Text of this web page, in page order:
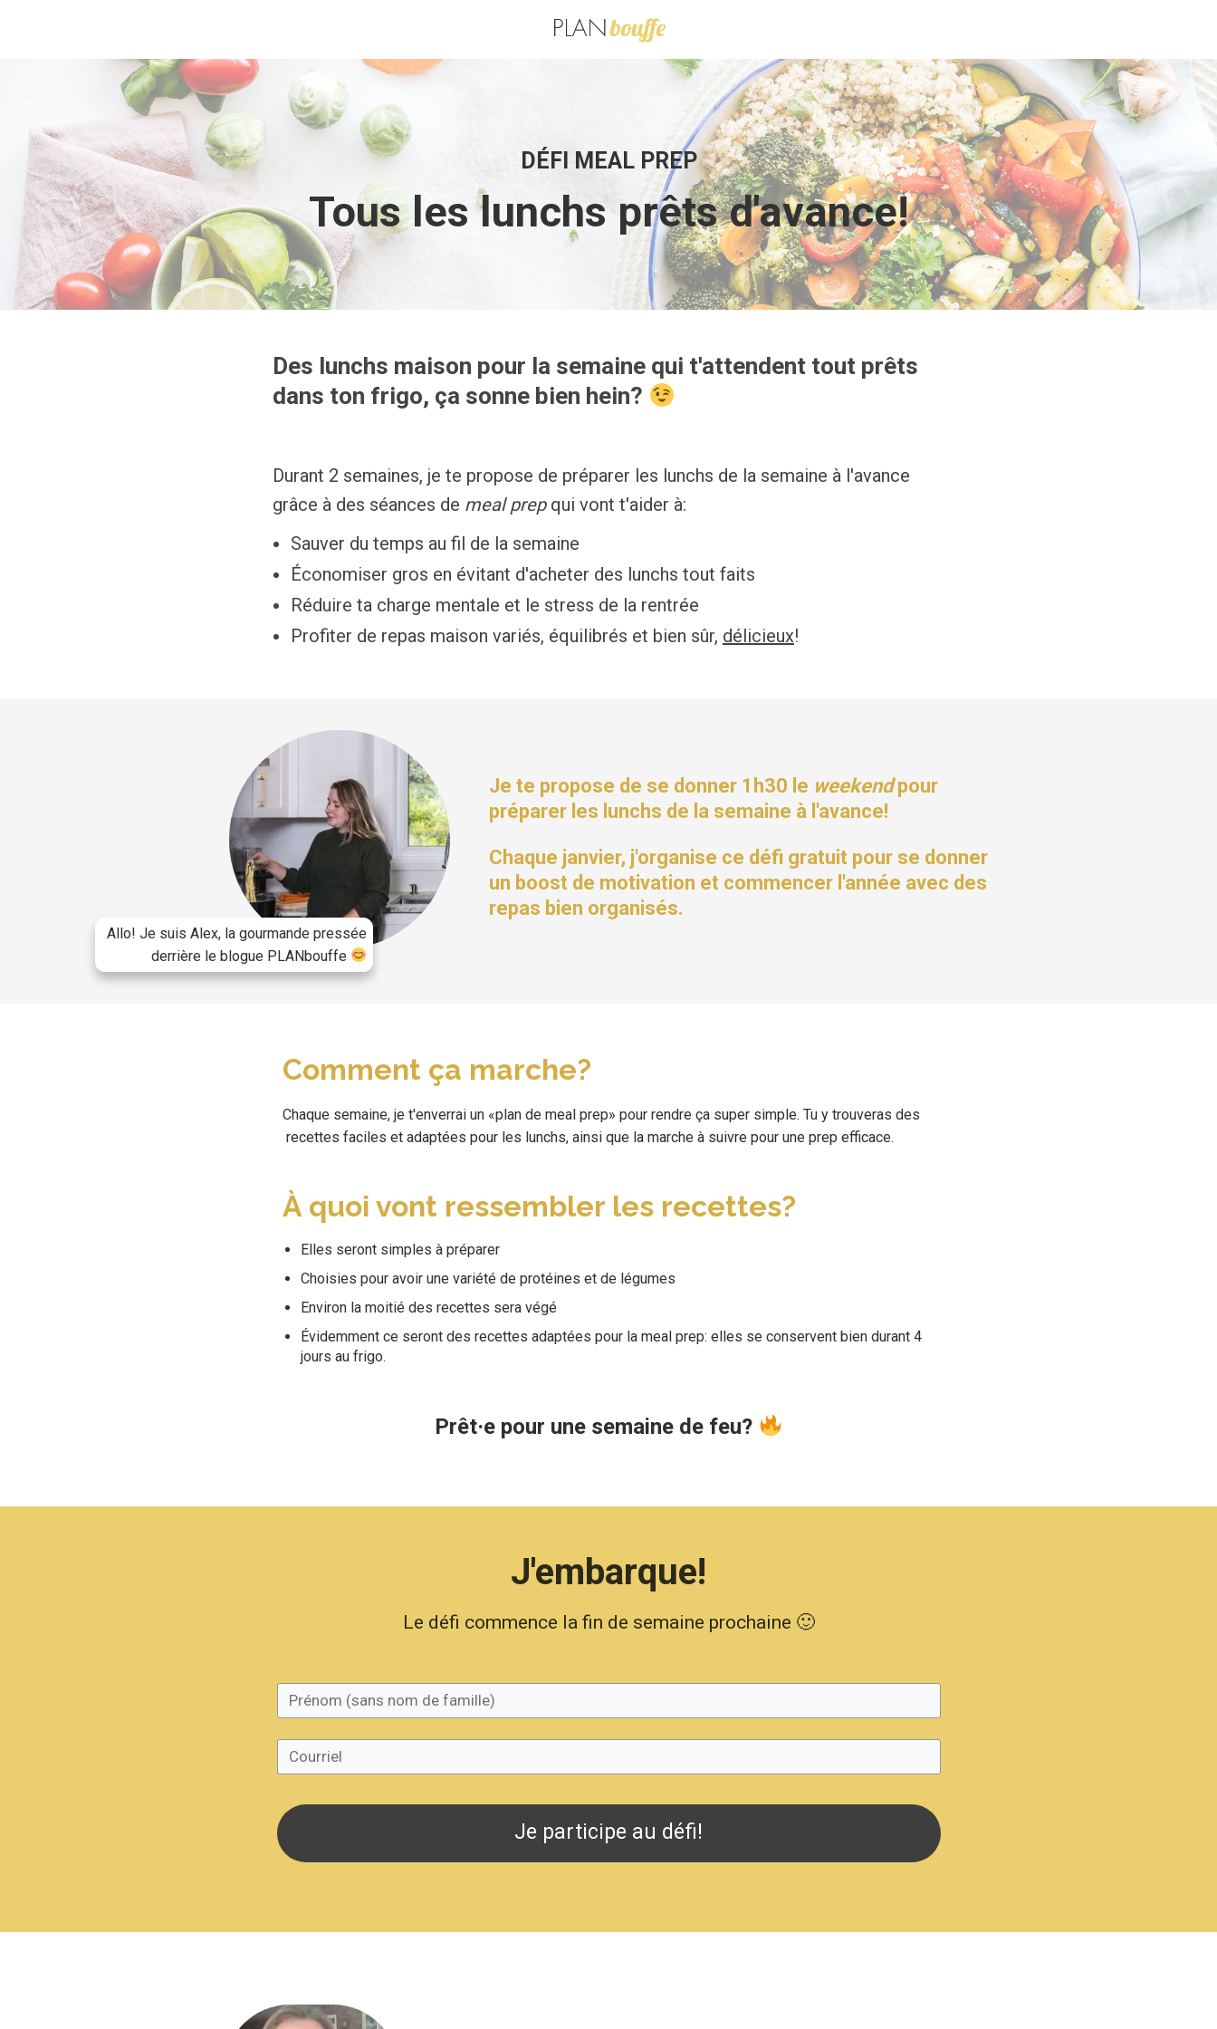
DÉFI MEAL PREP
Tous les lunchs prêts d'avance!
Des lunchs maison pour la semaine qui t'attendent tout prêts
dans ton frigo, ça sonne bien hein?
Durant 2 semaines, je te propose de préparer les lunchs de la semaine à l'avance
grâce à des séances de meal prepqui vont t'aider à:
Sauver du temps au fil de la semaine
Économiser gros en évitant d'acheter des lunchs tout faits
Réduire ta charge mentale et le stress de la rentrée
Profiter de repas maison variés, équilibrés et bien sûr, délicieux!
Allo! Je suis Alex, la gourmande pressée
derrière le blogue PLANbouffe
Je te propose de se donner 1h30 le weekendpour
préparer les lunchs de la semaine à l'avance!
Chaque janvier, j'organise ce défi gratuit pour se donner
un boost de motivation et commencer l'année avec des
repas bien organisés.
Comment ça marche?
Chaque semaine, je t'enverrai un «plan de meal prep» pour rendre ça super simple. Tu y trouveras des
recettes faciles et adaptées pour les lunchs, ainsi que la marche à suivre pour une prep efficace.
À quoi vont ressembler les recettes?
Elles seront simples à préparer
Choisies pour avoir une variété de protéines et de légumes
Environ la moitié des recettes sera végé
Évidemment ce seront des recettes adaptées pour la meal prep: elles se conservent bien durant 4
jours au frigo.
Prêt·e pour une semaine de feu?
J'embarque!
Le défi commence la fin de semaine prochaine 🙂
Je participe au défi!